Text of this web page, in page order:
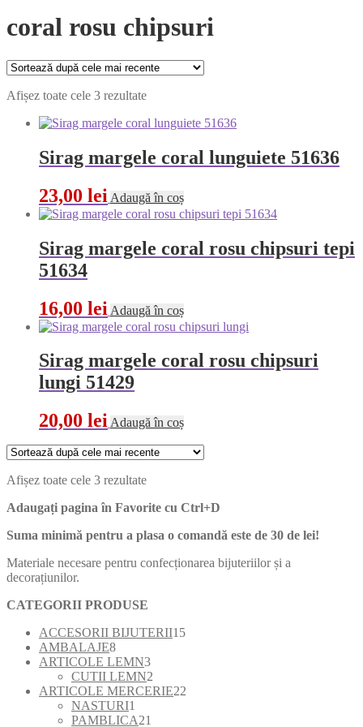
coral rosu chipsuri
Afișez toate cele 3 rezultateSortat
cele
recente
Sirag margele coral lunguiete 51636
23,00 lei Adaugă în coș
Sirag margele coral rosu chipsuri tepi
51634
16,00 lei Adaugă în coș
Sirag margele coral rosu chipsuri
lungi 51429
20,00 lei Adaugă în coș
Afișez toate cele 3 rezultateSortat
cele
recente
Adaugați pagina în Favorite cu Ctrl+D
Suma minimă pentru a plasa o comandă este de 30 de lei!
Materiale necesare pentru confecționarea bijuteriilor și a
decorațiunilor.
CATEGORII PRODUSE
ACCESORII BIJUTERII1515
AMBALAJE88
produse
ARTICOLE LEMN33
produse
CUTII LEMN2
produse
ARTICOLE MERCERIE22
NASTURI1
produs
PAMBLICA21